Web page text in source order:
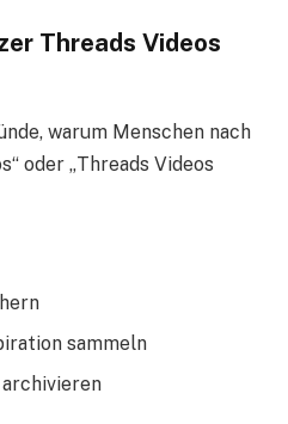
Threads Videos
warum Menschen nach
oder „Threads Videos
sammeln